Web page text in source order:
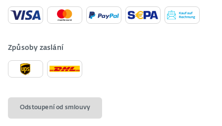
Způsoby zaslání
Odstoupení od smlouvy